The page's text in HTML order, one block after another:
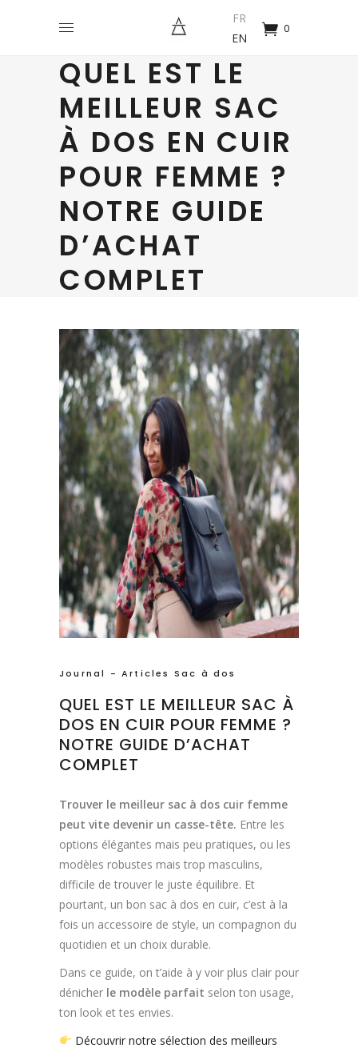
FR
EN
0
QUEL EST LE
MEILLEUR SAC
À DOS EN CUIR
POUR FEMME ?
NOTRE GUIDE
D’ACHAT
COMPLET
Journal - Articles Sac à dos
QUEL EST LE MEILLEUR SAC À
DOS EN CUIR POUR FEMME ?
NOTRE GUIDE D’ACHAT
COMPLET
Trouver le meilleur sac à dos cuir femme
peut vite devenir un casse-tête. Entre les
options élégantes mais peu pratiques, ou les
modèles robustes mais trop masculins,
difficile de trouver le juste équilibre. Et
pourtant, un bon sac à dos en cuir, c’est à la
fois un accessoire de style, un compagnon du
quotidien et un choix durable.
Dans ce guide, on t’aide à y voir plus clair pour
dénicher le modèle parfait selon ton usage,
ton look et tes envies.
Découvrir notre sélection des meilleurs